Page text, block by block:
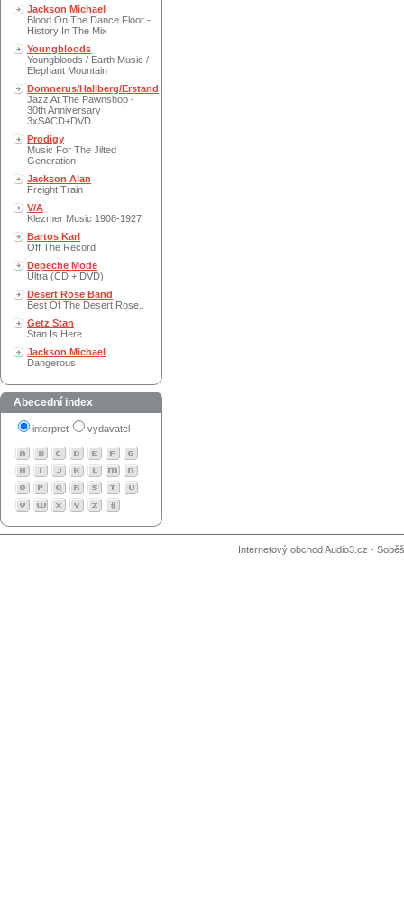
Jackson Michael
Blood On The Dance Floor -
History In The Mix
Youngbloods
Youngbloods / Earth Music /
Elephant Mountain
Domnerus/Hallberg/Erstand
Jazz At The Pawnshop -
30th Anniversary
3xSACD+DVD
Prodigy
Music For The Jilted
Generation
Jackson Alan
Freight Train
V/A
Klezmer Music 1908-1927
Bartos Karl
Off The Record
Depeche Mode
Ultra (CD + DVD)
Desert Rose Band
Best Of The Desert Rose..
Getz Stan
Stan Is Here
Jackson Michael
Dangerous
Abecední index
interpret vydavatel
Internetový obchod Audio3.cz -